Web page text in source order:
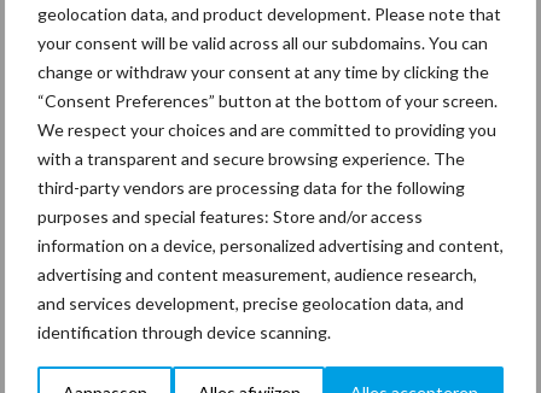
geolocation data, and product development. Please note that
your consent will be valid across all our subdomains. You can
change or withdraw your consent at any time by clicking the
“Consent Preferences” button at the bottom of your screen.
We respect your choices and are committed to providing you
with a transparent and secure browsing experience. The
third-party vendors are processing data for the following
purposes and special features: Store and/or access
information on a device, personalized advertising and content,
advertising and content measurement, audience research,
and services development, precise geolocation data, and
identification through device scanning.
Thema's Vakpartners
Coronavirus UVC
Toon meer